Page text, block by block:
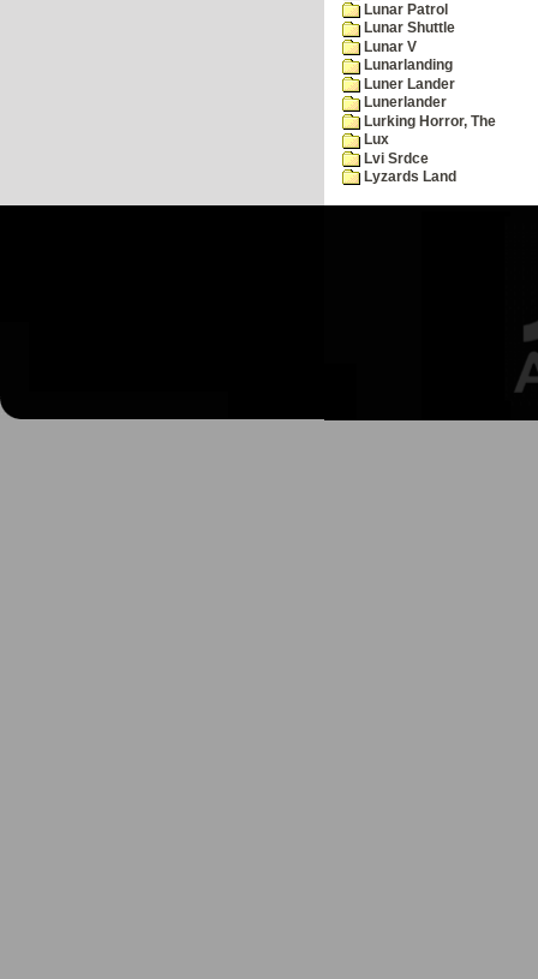
Lunar Patrol
Lunar Shuttle
Lunar V
Lunarlanding
Luner Lander
Lunerlander
Lurking Horror, The
Lux
Lvi Srdce
Lyzards Land